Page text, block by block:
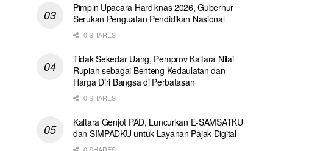
Pimpin Upacara Hardiknas 2026, Gubernur
Serukan Penguatan Pendidikan Nasional
0 SHARES
Tidak Sekedar Uang, Pemprov Kaltara Nilai
Rupiah sebagai Benteng Kedaulatan dan
Harga Diri Bangsa di Perbatasan
0 SHARES
Kaltara Genjot PAD, Luncurkan E-SAMSATKU
dan SIMPADKU untuk Layanan Pajak Digital
0 SHARES